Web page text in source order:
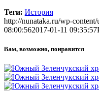
Теги: История
http://nunataka.ru/wp-
08:00:562017-01-11 09:35:57
Вам, возможно, понравится